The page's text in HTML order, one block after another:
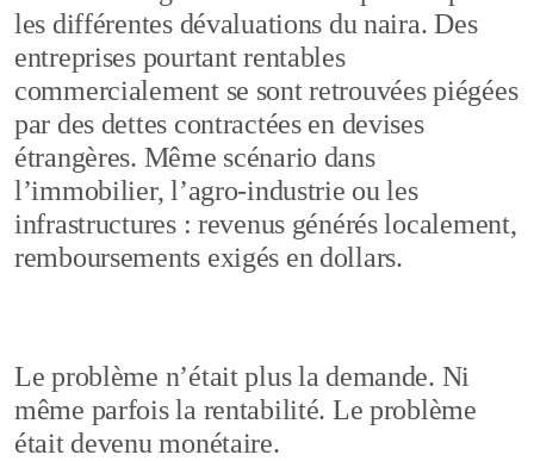
les différentes dévaluations du naira. Des
entreprises pourtant rentables
commercialement se sont retrouvées piégées
par des dettes contractées en devises
étrangères. Même scénario dans
l’immobilier, l’agro-industrie ou les
infrastructures : revenus générés localement,
remboursements exigés en dollars.
Le problème n’était plus la demande. Ni
même parfois la rentabilité. Le problème
était devenu monétaire.